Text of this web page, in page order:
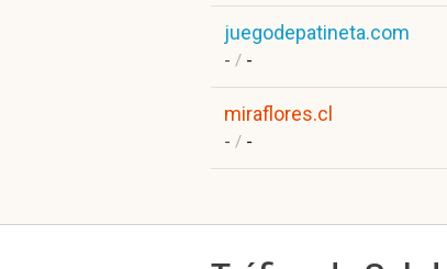
juegodepatineta.com
- / -
miraflores.cl
- / -